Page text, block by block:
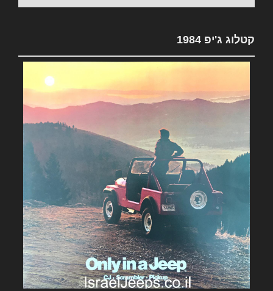
קטלוג ג'יפ 1984